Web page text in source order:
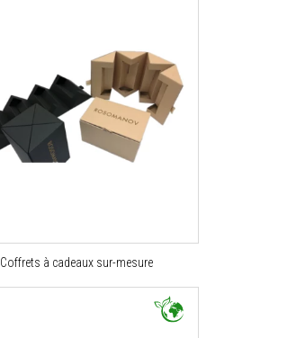
Coffrets à cadeaux sur-mesure